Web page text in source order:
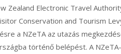
Zealand Electronic Travel
Conservation and Tourism
a NZeTA az utazás
történő belépést. A